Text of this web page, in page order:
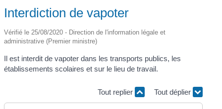
Interdiction de vapoter
Vérifié le 25/08/2020 - Direction de l'information légale et
administrative (Premier ministre)
Il est interdit de vapoter dans les transports publics, les
établissements scolaires et sur le lieu de travail.
Tout replier Tout déplier